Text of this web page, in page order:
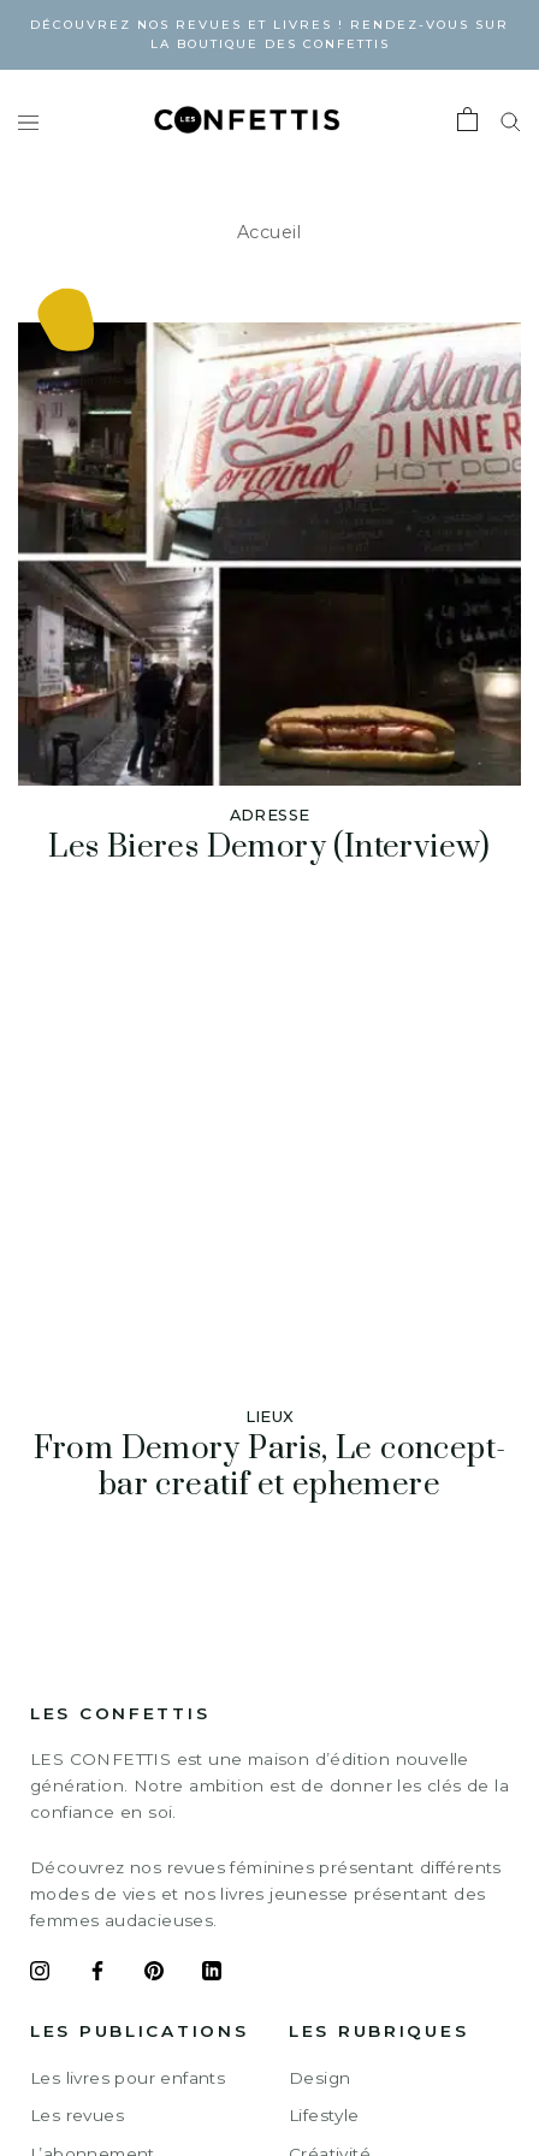
DÉCOUVREZ NOS REVUES ET LIVRES ! RENDEZ-VOUS SUR
LA BOUTIQUE DES CONFETTIS
Accueil
ADRESSE
Les Bieres Demory (Interview)
LIEUX
From Demory Paris, Le concept-
bar creatif et ephemere
LES CONFETTIS
LES CONFETTIS est une maison d’édition nouvelle
génération. Notre ambition est de donner les clés de la
confiance en soi.
Découvrez nos revues féminines présentant différents
modes de vies et nos livres jeunesse présentant des
femmes audacieuses.
LES PUBLICATIONS
Les livres pour enfants
Les revues
LES RUBRIQUES
Design
Lifestyle